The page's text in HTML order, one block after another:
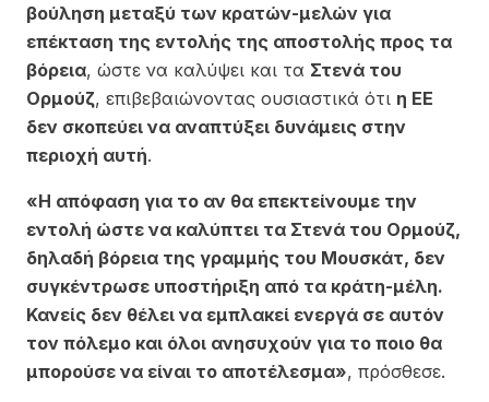
βούληση μεταξύ των κρατών-μελών για
επέκταση της εντολής της αποστολής προς τα
βόρεια, ώστε να καλύψει και τα Στενά του
Ορμούζ, επιβεβαιώνοντας ουσιαστικά ότι η ΕΕ
δεν σκοπεύει να αναπτύξει δυνάμεις στην
περιοχή αυτή.
«Η απόφαση για το αν θα επεκτείνουμε την
εντολή ώστε να καλύπτει τα Στενά του Ορμούζ,
δηλαδή βόρεια της γραμμής του Μουσκάτ, δεν
συγκέντρωσε υποστήριξη από τα κράτη-μέλη.
Κανείς δεν θέλει να εμπλακεί ενεργά σε αυτόν
τον πόλεμο και όλοι ανησυχούν για το ποιο θα
μπορούσε να είναι το αποτέλεσμα», πρόσθεσε.